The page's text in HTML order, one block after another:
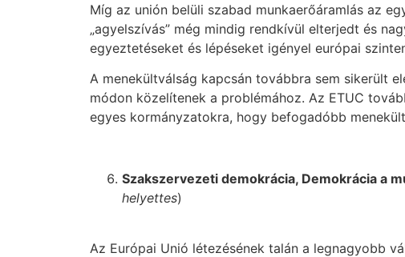
Míg az unión belüli szabad munkaerőáramlás az
„agyelszívás” még mindig rendkívül elterjedt és
egyeztetéseket és lépéseket igényel európai
A menekültválság kapcsán továbbra sem sikerült
módon közelítenek a problémához. Az ETUC
egyes kormányzatokra, hogy befogadóbb
Szakszervezeti demokrácia, Demokrácia a
helyettes)
Az Európai Unió létezésének talán a legnagyobb